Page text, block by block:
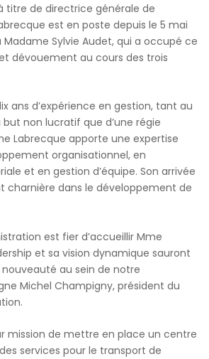
titre de directrice générale de
est en poste depuis le 5 mai
Madame Sylvie Audet, qui a occupé ce
dévouement au cours des trois
ans d’expérience en gestion, tant au
but non lucratif que d’une régie
Labrecque apporte une expertise
organisationnel, en
et en gestion d’équipe. Son arrivée
charnière dans le développement de
est fier d’accueillir Mme
et sa vision dynamique sauront
au sein de notre
Michel Champigny, président du
mission de mettre en place un centre
services pour le transport de